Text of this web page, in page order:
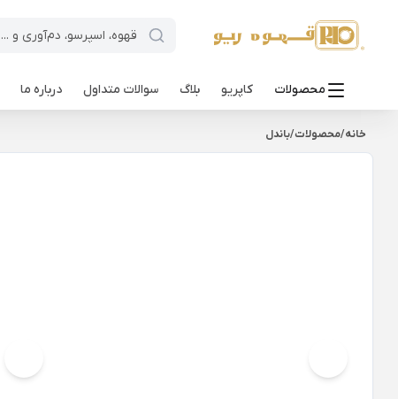
محصولات کاپریو بلاگ سوالات متداول درباره ما
خانه/محصولات/باندل